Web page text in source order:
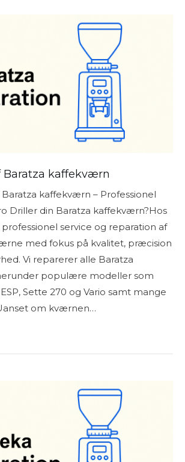
Baratza kaffekværn
Baratza kaffekværn – Professionel
Driller din Baratza kaffekværn?Hos
service og reparation af
med fokus på kvalitet, præcision
Vi reparerer alle Baratza
populære modeller som
Sette 270 og Vario samt mange
om kværnen…